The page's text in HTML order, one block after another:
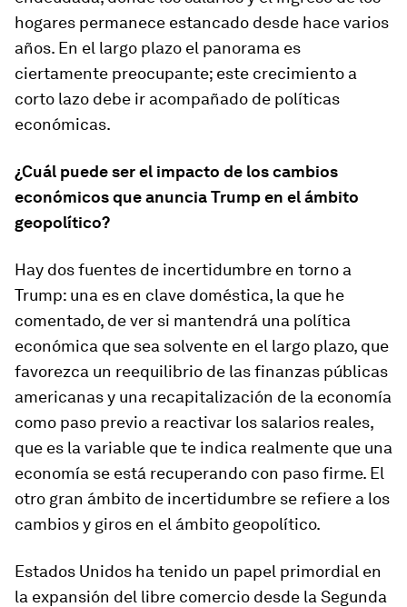
hogares permanece estancado desde hace varios
años. En el largo plazo el panorama es
ciertamente preocupante; este crecimiento a
corto lazo debe ir acompañado de políticas
económicas.
¿Cuál puede ser el impacto de los cambios
económicos que anuncia Trump en el ámbito
geopolítico?
Hay dos fuentes de incertidumbre en torno a
Trump: una es en clave doméstica, la que he
comentado, de ver si mantendrá una política
económica que sea solvente en el largo plazo, que
favorezca un reequilibrio de las finanzas públicas
americanas y una recapitalización de la economía
como paso previo a reactivar los salarios reales,
que es la variable que te indica realmente que una
economía se está recuperando con paso firme. El
otro gran ámbito de incertidumbre se refiere a los
cambios y giros en el ámbito geopolítico.
Estados Unidos ha tenido un papel primordial en
la expansión del libre comercio desde la Segunda